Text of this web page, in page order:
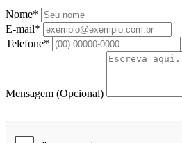
Nome*
E-mail*
Telefone*
Mensagem (Opcional)